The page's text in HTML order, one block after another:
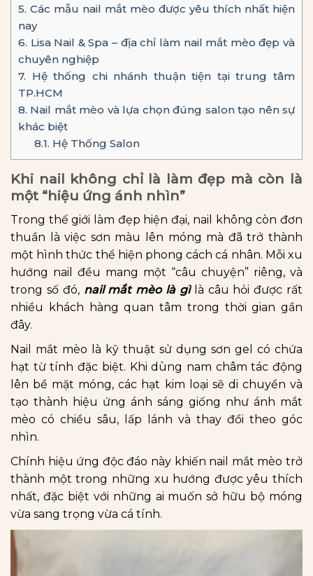
5. Các mẫu nail mắt mèo được yêu thích nhất hiện
nay
6. Lisa Nail & Spa – địa chỉ làm nail mắt mèo đẹp và
chuyên nghiệp
7. Hệ thống chi nhánh thuận tiện tại trung tâm
TP.HCM
8. Nail mắt mèo và lựa chọn đúng salon tạo nên sự
khác biệt
8.1. Hệ Thống Salon
Khi nail không chỉ là làm đẹp mà còn là
một “hiệu ứng ánh nhìn”
Trong thế giới làm đẹp hiện đại, nail không còn đơn
thuần là việc sơn màu lên móng mà đã trở thành
một hình thức thể hiện phong cách cá nhân. Mỗi xu
hướng nail đều mang một “câu chuyện” riêng, và
trong số đó, nail mắt mèo là gìlà câu hỏi được rất
nhiều khách hàng quan tâm trong thời gian gần
đây.
Nail mắt mèo là kỹ thuật sử dụng sơn gel có chứa
hạt từ tính đặc biệt. Khi dùng nam châm tác động
lên bề mặt móng, các hạt kim loại sẽ di chuyển và
tạo thành hiệu ứng ánh sáng giống như ánh mắt
mèo có chiều sâu, lấp lánh và thay đổi theo góc
nhìn.
Chính hiệu ứng độc đáo này khiến nail mắt mèo trở
thành một trong những xu hướng được yêu thích
nhất, đặc biệt với những ai muốn sở hữu bộ móng
vừa sang trọng vừa cá tính.